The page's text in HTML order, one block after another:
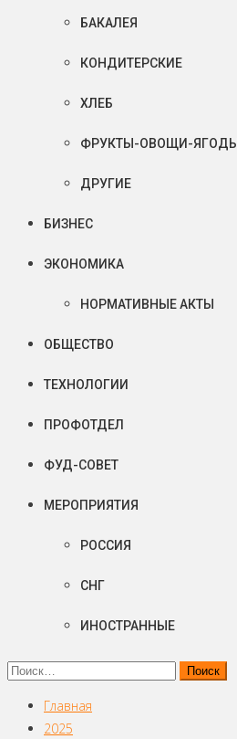
БАКАЛЕЯ
КОНДИТЕРСКИЕ
ХЛЕБ
ФРУКТЫ-ОВОЩИ-ЯГОДЫ
ДРУГИЕ
БИЗНЕС
ЭКОНОМИКА
НОРМАТИВНЫЕ АКТЫ
ОБЩЕСТВО
ТЕХНОЛОГИИ
ПРОФОТДЕЛ
ФУД-СОВЕТ
МЕРОПРИЯТИЯ
РОССИЯ
СНГ
ИНОСТРАННЫЕ
Найти:
Главная
2025